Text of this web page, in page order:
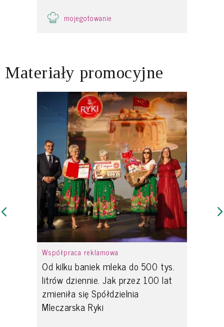
mojegotowanie
Materiały promocyjne
Współpraca reklamowa
Od kilku baniek mleka do 500 tys.
litrów dziennie. Jak przez 100 lat
zmieniła się Spółdzielnia
Mleczarska Ryki